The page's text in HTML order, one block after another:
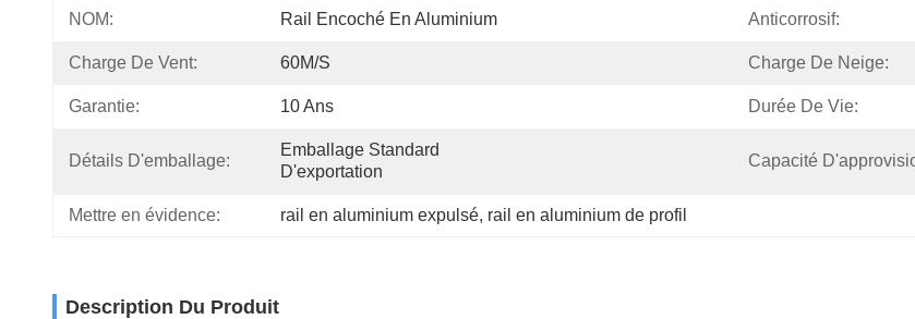
NOM: Rail Encoché En Aluminium Anticorrosif:
Charge De Vent: 60M/S Charge De Neige:
Garantie: 10 Ans Durée De Vie:
Détails D'emballage:
Emballage Standard
D'exportation
Capacité
Mettre en évidence: rail en aluminium expulsé, rail en aluminium de profil
Description Du Produit